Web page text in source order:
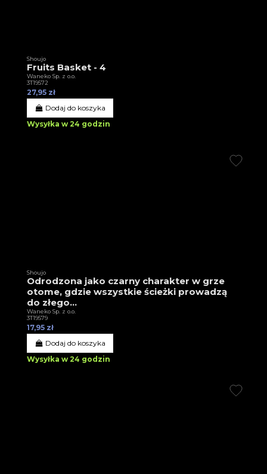
Shoujo
Fruits Basket - 4
Waneko Sp. z o.o.
3T19572
27,95 zł
Dodaj do koszyka
Wysyłka w 24 godzin
Shoujo
Odrodzona jako czarny charakter w grze
otome, gdzie wszystkie ścieżki prowadzą
do złego...
Waneko Sp. z o.o.
3T19579
17,95 zł
Dodaj do koszyka
Wysyłka w 24 godzin